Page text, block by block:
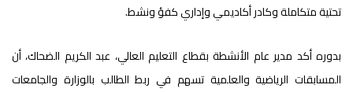
تحتية متكاملة وكادر أكاديمي وإداري كفؤ ونشط.
بدوره أكد مدير عام الأنشطة بقطاع التعليم العالي، عبد الكريم الضحاك، أن
المسابقات الرياضية والعلمية تسهم في ربط الطالب بالوزارة والجامعات